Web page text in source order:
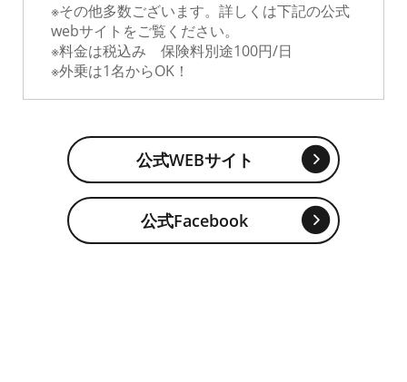
※その他多数ございます。詳しくは下記の公式
webサイトをご覧ください。
※料金は税込み 保険料別途100円/日
※外乗は1名からOK！
公式WEBサイト
公式Facebook